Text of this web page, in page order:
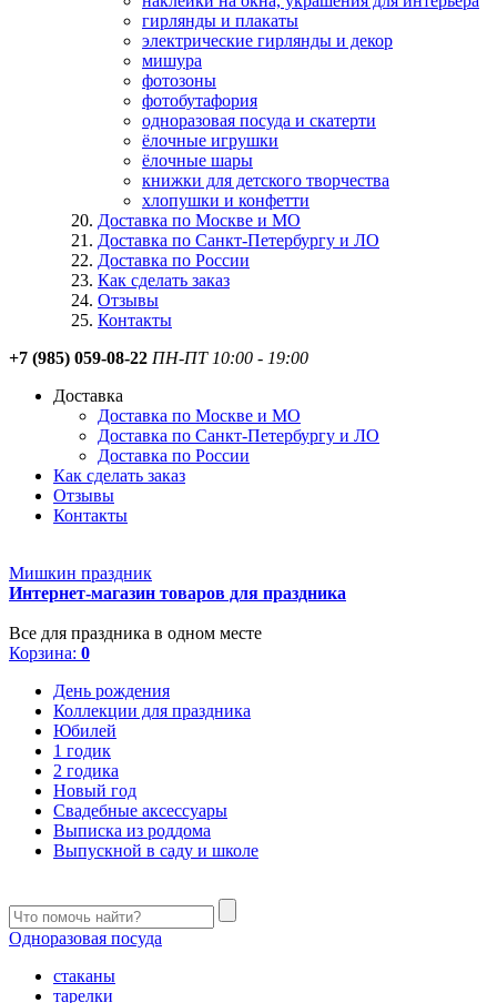
гирлянды и плакаты
электрические гирлянды и декор
мишура
фотозоны
фотобутафория
одноразовая посуда и скатерти
ёлочные игрушки
ёлочные шары
книжки для детского творчества
хлопушки и конфетти
Доставка по Москве и МО
Доставка по Санкт-Петербургу и ЛО
Доставка по России
Как сделать заказ
Отзывы
Контакты
+7 (985) 059-08-22 ПН-ПТ 10:00 - 19:00
Доставка
Доставка по Москве и МО
Доставка по Санкт-Петербургу и ЛО
Доставка по России
Как сделать заказ
Отзывы
Контакты
Мишкин праздник
Интернет-магазин товаров для праздника
Все для праздника в одном месте
Корзина: 0
День рождения
Коллекции для праздника
Юбилей
1 годик
2 годика
Новый год
Свадебные аксессуары
Выписка из роддома
Выпускной в саду и школе
Одноразовая посуда
стаканы
тарелки